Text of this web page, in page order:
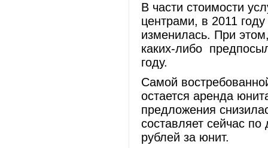
В части стоимости
центрами, в 2011
изменилась. При
каких-либо
году.
Самой
остается аренда
предложения
составляет сейчас
рублей за юнит.